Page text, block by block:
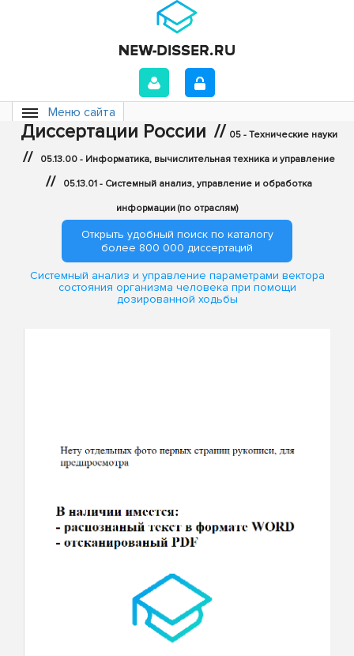
Меню сайта
Диссертации России // 05 - Технические науки
// 05.13.00 - Информатика, вычислительная техника и управление
// 05.13.01 - Системный анализ, управление и обработка
информации (по отраслям)
Открыть удобный поиск по каталогу
более 800 000 диссертаций
Системный анализ и управление параметрами вектора
состояния организма человека при помощи
дозированной ходьбы